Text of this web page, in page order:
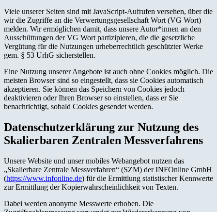
Viele unserer Seiten sind mit JavaScript-Aufrufen versehen, über die
wir die Zugriffe an die Verwertungsgesellschaft Wort (VG Wort)
melden. Wir ermöglichen damit, dass unsere Autor*innen an den
Ausschüttungen der VG Wort partizipieren, die die gesetzliche
Vergütung für die Nutzungen urheberrechtlich geschützter Werke
gem. § 53 UrhG sicherstellen.
Eine Nutzung unserer Angebote ist auch ohne Cookies möglich. Die
meisten Browser sind so eingestellt, dass sie Cookies automatisch
akzeptieren. Sie können das Speichern von Cookies jedoch
deaktivieren oder Ihren Browser so einstellen, dass er Sie
benachrichtigt, sobald Cookies gesendet werden.
Datenschutzerklärung zur Nutzung des
Skalierbaren Zentralen Messverfahrens
Unsere Website und unser mobiles Webangebot nutzen das
„Skalierbare Zentrale Messverfahren“ (SZM) der INFOnline GmbH
(https://www.infonline.de) für die Ermittlung statistischer Kennwerte
zur Ermittlung der Kopierwahrscheinlichkeit von Texten.
Dabei werden anonyme Messwerte erhoben. Die